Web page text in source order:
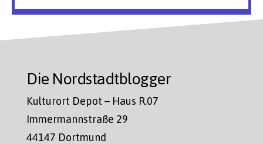
Die Nordstadtblogger
Kulturort Depot – Haus R.07
Immermannstraße 29
44147 Dortmund